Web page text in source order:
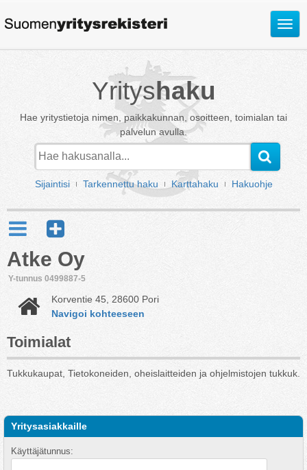
Avaa
Yrityshaku
Hae yritystietoja nimen, paikkakunnan, osoitteen, toimialan tai
palvelun avulla.
Sijaintisi Tarkennettu haku Karttahaku Hakuohje
Atke Oy
Y-tunnus 0499887-5
Korventie 45, 28600 Pori
Navigoi kohteeseen
Toimialat
Tukkukaupat, Tietokoneiden, oheislaitteiden ja ohjelmistojen tukkuk.
Yritysasiakkaille
Käyttäjätunnus: